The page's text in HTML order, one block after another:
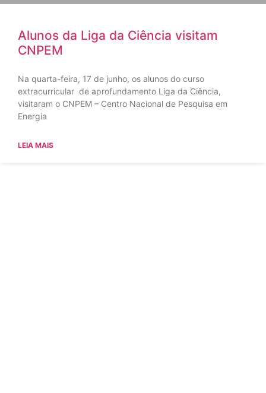
Alunos da Liga da Ciência visitam
CNPEM
Na quarta-feira, 17 de junho, os alunos do curso
extracurricular de aprofundamento Liga da Ciência,
visitaram o CNPEM – Centro Nacional de Pesquisa em
Energia
LEIA MAIS